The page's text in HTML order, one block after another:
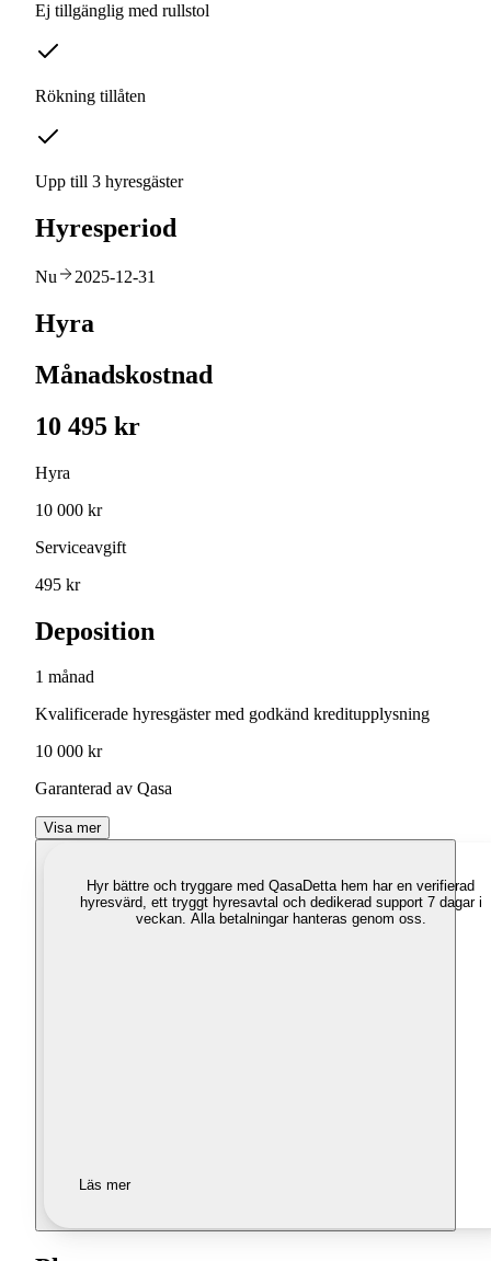
Ej tillgänglig med rullstol
Rökning tillåten
Upp till 3 hyresgäster
Hyresperiod
Nu 2025-12-31
Hyra
Månadskostnad
10 495 kr
Hyra
10 000 kr
Serviceavgift
495 kr
Deposition
1 månad
Kvalificerade hyresgäster med godkänd kreditupplysning
10 000 kr
Garanterad av Qasa
Visa mer
Hyr bättre och tryggare med QasaDetta hem har en verifierad
hyresvärd, ett tryggt hyresavtal och dedikerad support 7 dagar i
veckan. Alla betalningar hanteras genom oss.
Läs mer